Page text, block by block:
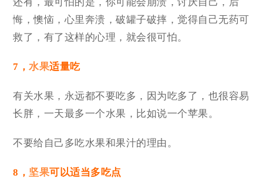
悔，懊恼，心里奔溃，破罐子破摔，觉得自己无药可
救了，有了这样的心理，就会很可怕。
7， 水果适量吃
有关水果，永远都不要吃多，因为吃多了，也很容易
长胖，一天最多一个水果，比如说一个苹果。
不要给自己多吃水果和果汁的理由。
8， 坚果可以适当多吃点